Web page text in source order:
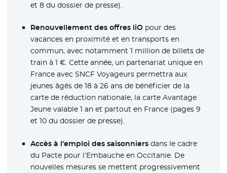
et 8 du dossier de presse).
Renouvellement des offres liOpour des
vacances en proximité et en transports en
commun, avec notamment 1 million de billets de
train à 1 €. Cette année, un partenariat unique en
France avec SNCF Voyageurs permettra aux
jeunes âgés de 18 à 26 ans de bénéficier de la
carte de réduction nationale, la carte Avantage
Jeune valable 1 an et partout en France (pages 9
et 10 du dossier de presse).
Accès à l’emploi des saisonniersdans le cadre
du Pacte pour l’Embauche en Occitanie. De
nouvelles mesures se mettent progressivement